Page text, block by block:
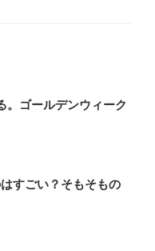
。ゴールデンウィーク
すごい？そもそもの